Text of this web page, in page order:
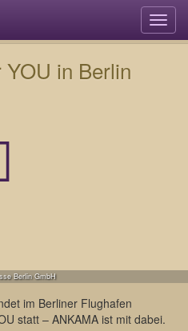
in Berlin
Berlin GmbH
im Berliner Flughafen
statt – ANKAMA ist mit dabei.